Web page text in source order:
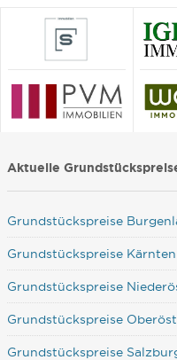
Aktuelle
Grundstückspreise
Grundstückspreise Kärnten
Grundstückspreise
Grundstückspreise
Grundstückspreise